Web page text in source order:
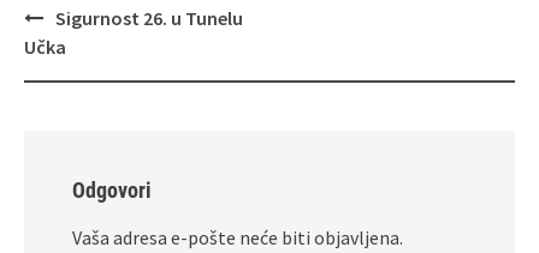
Navigacija
objava
Sigurnost 26. u Tunelu
Učka
Odgovori
Vaša adresa e-pošte neće biti objavljena.